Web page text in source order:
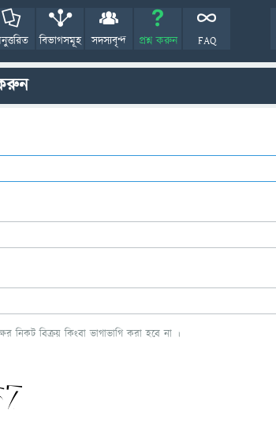
বিভাগসমূহ সদস্যবৃন্দ প্রশ্ন করুন FAQ
নিকট বিক্রয় কিংবা ভাগাভাগি করা হবে না ।